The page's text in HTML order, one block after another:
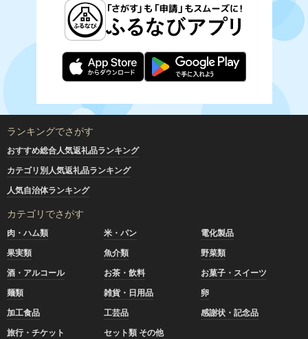
ランキングでさがす
おすすめ総合人気返礼品ランキング
カテゴリ別人気返礼品ランキング
人気自治体ランキング
カテゴリでさがす
肉・ハム類 米・パン
電化製品
果実類
魚介類
野菜類
酒・アルコール
お茶・飲料
お菓子・スイーツ
麺類
雑貨・日用品
卵
加工食品
工芸品
感謝状・記念品
旅行・チケット
セット類 その他